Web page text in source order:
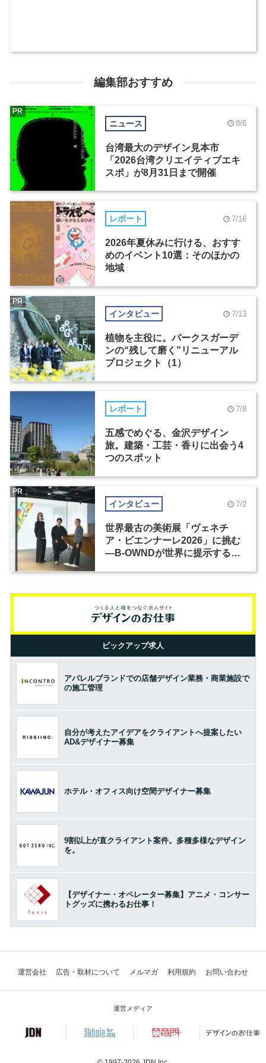
編集部おすすめ
ニュース 8/6
台湾最大のデザイン見本市
「2026台湾クリエイティブエキ
スポ」が8月31日まで開催
PR
レポート 7/16
2026年夏休みに行ける、おすす
めのイベント10選：そのほかの
地域
インタビュー 7/13
植物を主役に。パークスガーデ
ンの“残して磨く”リニューアル
プロジェクト（1）
PR
レポート 7/8
五感でめぐる、金沢デザイン
旅。建築・工芸・香りに出会う4
つのスポット
インタビュー 7/2
世界最古の美術展「ヴェネチ
ア・ビエンナーレ2026」に挑む
―B-OWNDが世界に提示する美
PR
ピックアップ求人
アパレルブランドでの店舗デザイン業務・商業施設で
の施工管理
自分が考えたアイデアをクライアントへ提案したい
AD&デザイナー募集
ホテル・オフィス向け空間デザイナー募集
9割以上が直クライアント案件。多種多様なデザイン
を。
【デザイナー・オペレーター募集】アニメ・コンサー
トグッズに携わるお仕事！
運営会社 広告・取材について メルマガ 利用規約 お問い合わせ
運営メディア